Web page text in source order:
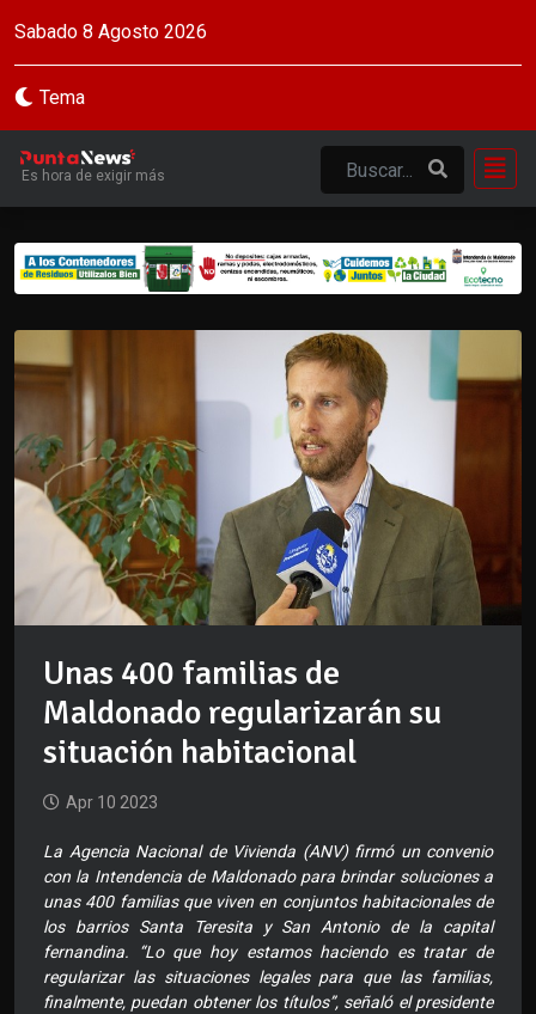
Sabado 8 Agosto 2026
Tema
Es hora de exigir más
Unas 400 familias de
Maldonado regularizarán su
situación habitacional
Apr 10 2023
La Agencia Nacional de Vivienda (ANV) firmó un convenio
con la Intendencia de Maldonado para brindar soluciones a
unas 400 familias que viven en conjuntos habitacionales de
los barrios Santa Teresita y San Antonio de la capital
fernandina. “Lo que hoy estamos haciendo es tratar de
regularizar las situaciones legales para que las familias,
finalmente, puedan obtener los títulos”, señaló el presidente